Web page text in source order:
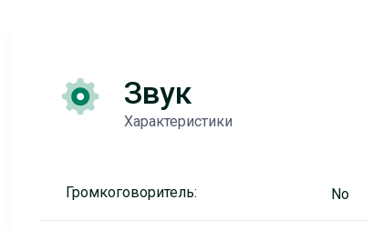
Звук
Характеристики
Громкоговоритель: No